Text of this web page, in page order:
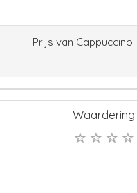
Prijs van Cappuccino
Waardering: